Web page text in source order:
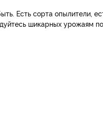
Есть сорта опылители,
шикарных урожаям